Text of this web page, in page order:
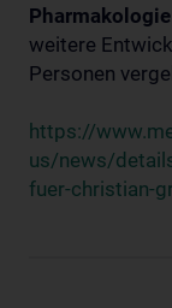
Pharmakologie
weitere
Personen
https://
us/news/
fuer-christian-